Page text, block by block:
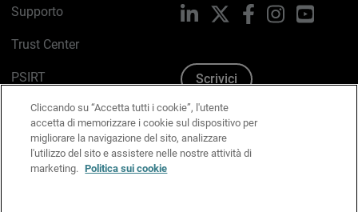
Supporto
Trust Center
PSIRT
Politica sui cookie
Informativa sulla privacy
Kit Media & Brand
LinkedIn FacebookInstagram
Scrivici
Cliccando su “Accetta tutti i cookie”, l'utente
accetta di memorizzare i cookie sul dispositivo per
migliorare la navigazione del sito, analizzare
l'utilizzo del sito e assistere nelle nostre attività di
marketing. Politica sui cookie